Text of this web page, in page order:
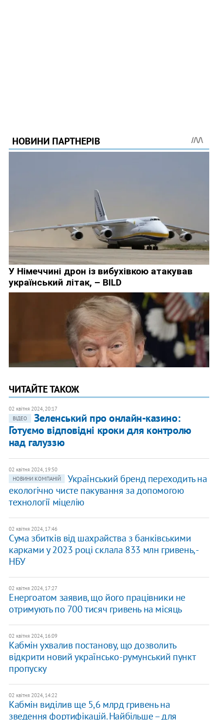
ЧИТАЙТЕ ТАКОЖ
02 квітня 2024, 20:17
ВІДЕО
Зеленський про онлайн-казино:
Готуємо відповідні кроки для контролю
над галуззю
02 квітня 2024, 19:50
НОВИНИ КОМПАНІЙ
Український бренд переходить на
екологічно чисте пакування за допомогою
технології міцелію
02 квітня 2024, 17:46
Сума збитків від шахрайства з банківськими
карками у 2023 році склала 833 млн гривень, -
НБУ
02 квітня 2024, 17:27
Енергоатом заявив, що його працівники не
отримують по 700 тисяч гривень на місяць
02 квітня 2024, 16:09
​Кабмін ухвалив постанову, що дозволить
відкрити новий українсько-румунський пункт
пропуску
02 квітня 2024, 14:22
Кабмін виділив ще 5,6 млрд гривень на
зведення фортифікацій. Найбільше – для